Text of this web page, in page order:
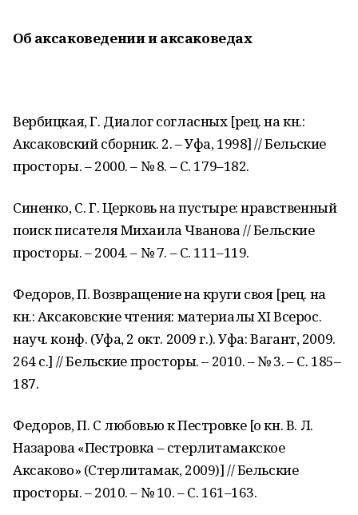
Об аксаковедении и аксаковедах
Вербицкая, Г. Диалог согласных [рец. на кн.:
Аксаковский сборник. 2. – Уфа, 1998] // Бельские
просторы. – 2000. – № 8. – С. 179–182.
Синенко, С. Г. Церковь на пустыре: нравственный
поиск писателя Михаила Чванова // Бельские
просторы. – 2004. – № 7. – С. 111–119.
Федоров, П. Возвращение на круги своя [рец. на
кн.: Аксаковские чтения: материалы ХI Всерос.
науч. конф. (Уфа, 2 окт. 2009 г.). Уфа: Вагант, 2009.
264 с.] // Бельские просторы. – 2010. – № 3. – С. 185–
187.
Федоров, П. С любовью к Пестровке [о кн. В. Л.
Назарова «Пестровка – стерлитамакское
Аксаково» (Стерлитамак, 2009)] // Бельские
просторы. – 2010. – № 10. – С. 161–163.